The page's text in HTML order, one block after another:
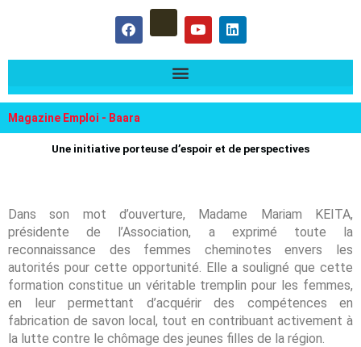
F
a
c
e
o
Y
o
u
t
e
L
i
n
k
i
Magazine Emploi - Baara
Une initiative porteuse d’espoir et de perspectives
Dans son mot d’ouverture, Madame Mariam KEITA,
présidente de l’Association, a exprimé toute la
reconnaissance des femmes cheminotes envers les
autorités pour cette opportunité. Elle a souligné que cette
formation constitue un véritable tremplin pour les femmes,
en leur permettant d’acquérir des compétences en
fabrication de savon local, tout en contribuant activement à
la lutte contre le chômage des jeunes filles de la région.